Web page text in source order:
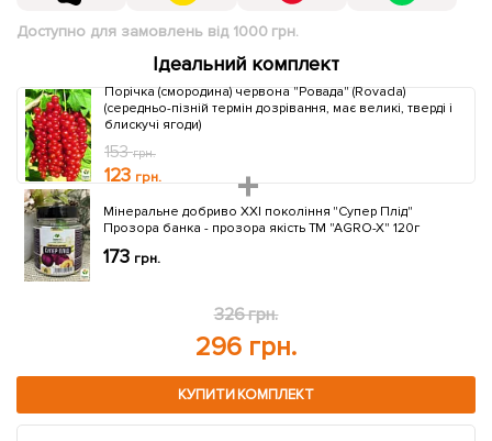
Доступно для замовлень від 1000 грн.
Ідеальний комплект
Порічка (смородина) червона "Ровада" (Rovada)
(середньо-пізній термін дозрівання, має великі, тверді і
блискучі ягоди)
153грн.
123 грн.
Мiнеральне добриво ХХI поколiння "Супер Плiд"
Прозора банка - прозора якiсть ТМ "AGRO-X" 120г
173 грн.
326 грн.
296 грн.
КУПИТИ КОМПЛЕКТ